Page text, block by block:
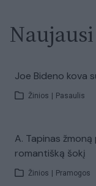
Joe Bideno kova
Žinios Pasaulis
A. Tapinas
romantišką šokį
Žinios Pramogos